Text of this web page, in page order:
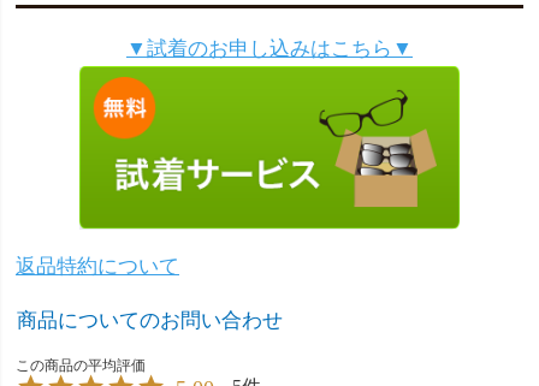
▼試着のお申し込みはこちら▼
返品特約について
商品についてのお問い合わせ